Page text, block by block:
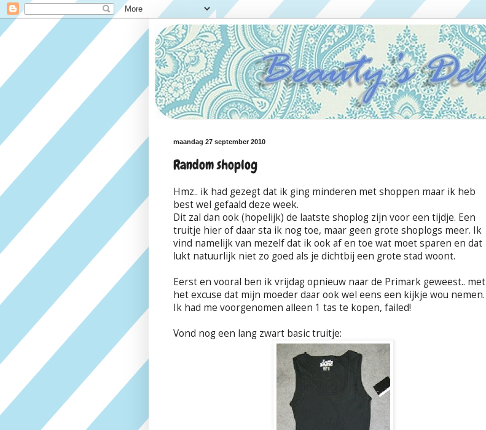
maandag 27 september 2010
Random shoplog
Hmz.. ik had gezegt dat ik ging minderen met shoppen maar ik heb
best wel gefaald deze week.
Dit zal dan ook (hopelijk) de laatste shoplog zijn voor een tijdje. Een
truitje hier of daar sta ik nog toe, maar geen grote shoplogs meer. Ik
vind namelijk van mezelf dat ik ook af en toe wat moet sparen en dat
lukt natuurlijk niet zo goed als je dichtbij een grote stad woont.
Eerst en vooral ben ik vrijdag opnieuw naar de Primark geweest.. met
het excuse dat mijn moeder daar ook wel eens een kijkje wou nemen.
Ik had me voorgenomen alleen 1 tas te kopen, failed!
Vond nog een lang zwart basic truitje: